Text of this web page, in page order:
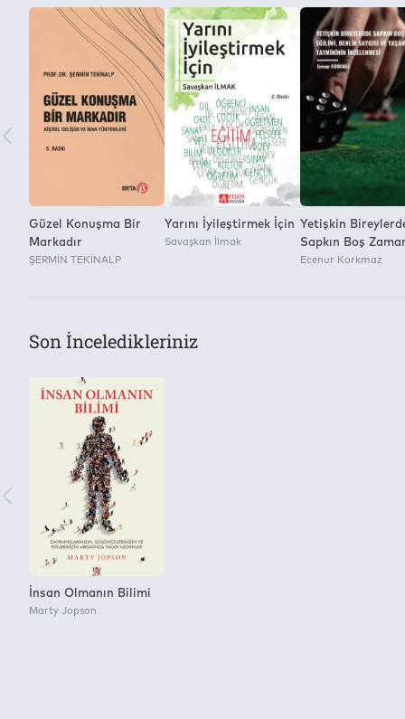
Yayınevi
Panama Yayıncılık
2
Kitap Dosyasını Farklı Kaydetme ve Dijital Ortamda
Yok
Güzel Konuşma Bir
Markadır
ŞERMİN TEKİNALP
Yarını İyileştirmek İçin
Savaşkan İlmak
Yetişkin
Sapkın Boş
Eğilimi Benlik
Ecenur Korkmaz
Son İnceledikleriniz
İnsan Olmanın Bilimi
Marty Jopson